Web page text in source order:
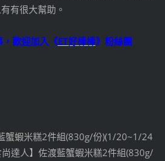
有有很大幫助。
，歡迎加入《ET好棒棒》粉絲團
蟹蝦米糕2件組(830g/份)(1/20~1/24
達人】佐渡藍蟹蝦米糕2件組(830g/